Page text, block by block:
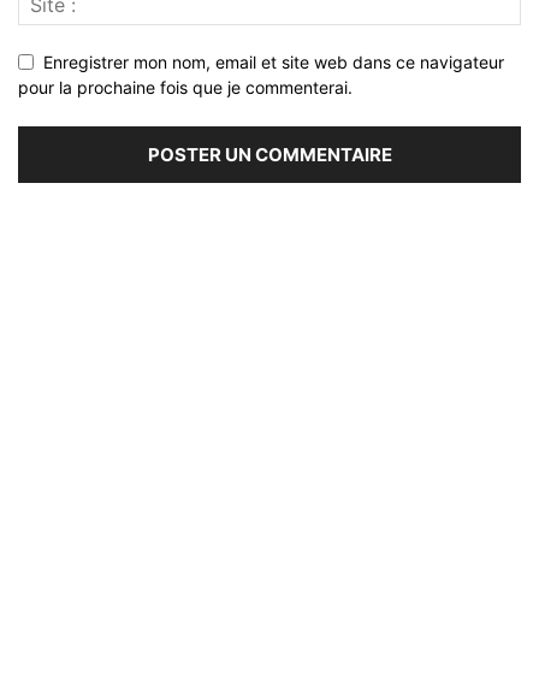
Enregistrer mon nom, email et site web dans ce navigateur
pour la prochaine fois que je commenterai.